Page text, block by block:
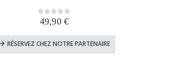
0out of 5
49,90 €
RÉSERVEZ CHEZ NOTRE PARTENAIRE